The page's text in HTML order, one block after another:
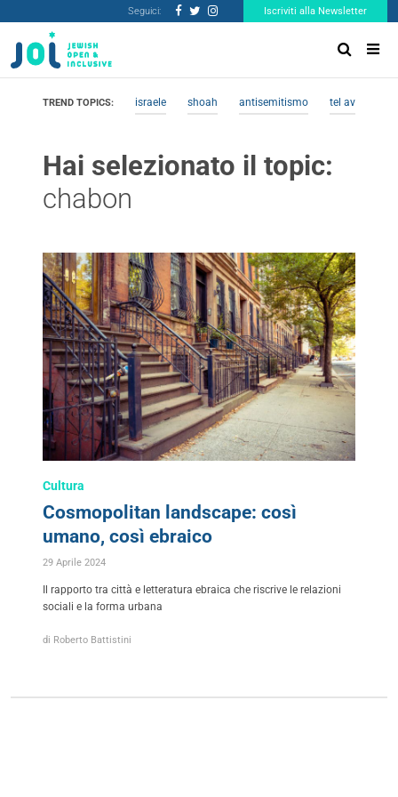
Seguici: Iscriviti alla Newsletter
TREND TOPICS: israele shoah antisemitismo tel aviv
Hai selezionato il topic:
chabon
Cultura
Cosmopolitan landscape: così
umano, così ebraico
29 Aprile 2024
Il rapporto tra città e letteratura ebraica che riscrive le relazioni
sociali e la forma urbana
di Roberto Battistini